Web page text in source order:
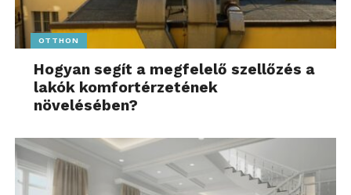
OTTHON
Hogyan segít a megfelelő szellőzés a
lakók komfortérzetének
növelésében?